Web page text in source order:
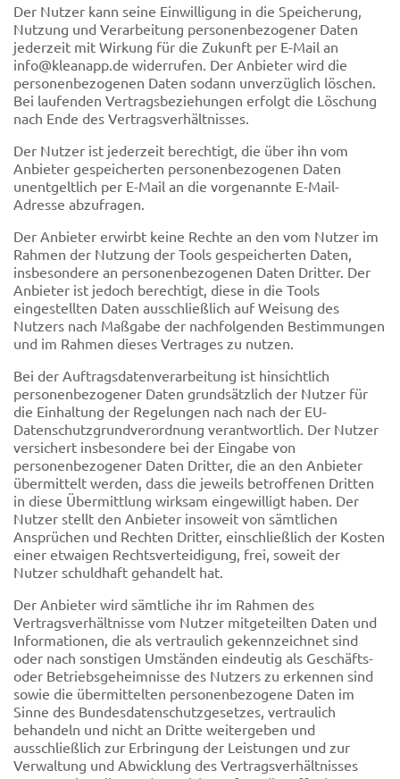
Der Nutzer kann seine Einwilligung in die Speicherung,
Nutzung und Verarbeitung personenbezogener Daten
jederzeit mit Wirkung für die Zukunft per E-Mail an
info@kleanapp.de widerrufen. Der Anbieter wird die
personenbezogenen Daten sodann unverzüglich löschen.
Bei laufenden Vertragsbeziehungen erfolgt die Löschung
nach Ende des Vertragsverhältnisses.
Der Nutzer ist jederzeit berechtigt, die über ihn vom
Anbieter gespeicherten personenbezogenen Daten
unentgeltlich per E-Mail an die vorgenannte E-Mail-
Adresse abzufragen.
Der Anbieter erwirbt keine Rechte an den vom Nutzer im
Rahmen der Nutzung der Tools gespeicherten Daten,
insbesondere an personenbezogenen Daten Dritter. Der
Anbieter ist jedoch berechtigt, diese in die Tools
eingestellten Daten ausschließlich auf Weisung des
Nutzers nach Maßgabe der nachfolgenden Bestimmungen
und im Rahmen dieses Vertrages zu nutzen.
Bei der Auftragsdatenverarbeitung ist hinsichtlich
personenbezogener Daten grundsätzlich der Nutzer für
die Einhaltung der Regelungen nach nach der EU-
Datenschutzgrundverordnung verantwortlich. Der Nutzer
versichert insbesondere bei der Eingabe von
personenbezogener Daten Dritter, die an den Anbieter
übermittelt werden, dass die jeweils betroffenen Dritten
in diese Übermittlung wirksam eingewilligt haben. Der
Nutzer stellt den Anbieter insoweit von sämtlichen
Ansprüchen und Rechten Dritter, einschließlich der Kosten
einer etwaigen Rechtsverteidigung, frei, soweit der
Nutzer schuldhaft gehandelt hat.
Der Anbieter wird sämtliche ihr im Rahmen des
Vertragsverhältnisse vom Nutzer mitgeteilten Daten und
Informationen, die als vertraulich gekennzeichnet sind
oder nach sonstigen Umständen eindeutig als Geschäfts-
oder Betriebsgeheimnisse des Nutzers zu erkennen sind
sowie die übermittelten personenbezogene Daten im
Sinne des Bundesdatenschutzgesetzes, vertraulich
behandeln und nicht an Dritte weitergeben und
ausschließlich zur Erbringung der Leistungen und zur
Verwaltung und Abwicklung des Vertragsverhältnisses